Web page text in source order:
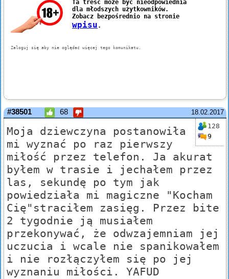
18.02.2017
#38501 68
128
9
Moja dziewczyna postanowiła
mi wyznać po raz pierwszy
miłość przez telefon. Ja akurat
byłem w trasie i jechałem przez
las, sekundę po tym jak
powiedziała mi magiczne "Kocham
Cię"straciłem zasięg. Przez bite
2 tygodnie ją musiałem
przekonywać, że odwzajemniam jej
uczucia i wcale nie spanikowałem
i nie rozłączyłem się po jej
wyznaniu miłości. YAFUD